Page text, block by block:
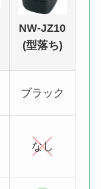
NW-JZ10
(型落ち)
ブラック
なし